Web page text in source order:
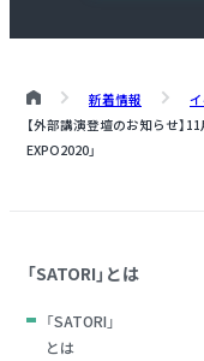
新着情報
【外部講演登壇のお知らせ】
EXPO2020」
「SATORI」とは
「SATORI」
とは